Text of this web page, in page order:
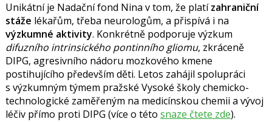
Unikátní je Nadační fond Nina v tom, že platízahraniční
stáže lékařům, třeba neurologům, a přispívá i na
výzkumné aktivity. Konkrétně podporuje výzkum
difuzního intrinsického pontinního gliomu, zkráceně
DIPG, agresivního nádoru mozkového kmene
postihujícího především děti. Letos zahájil spolupráci
s výzkumným týmem pražské Vysoké školy chemicko-
technologické zaměřeným na medicínskou chemii a vývoj
léčiv přímo proti DIPG (více o této snaze čtete zde).